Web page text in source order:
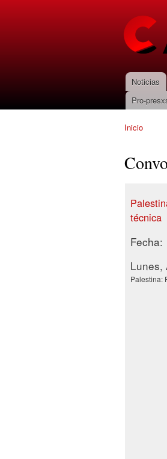
CNT-
Menú
Noticias
Pro-
Inicio
técnica
Fecha:
Lunes,
Palestina: